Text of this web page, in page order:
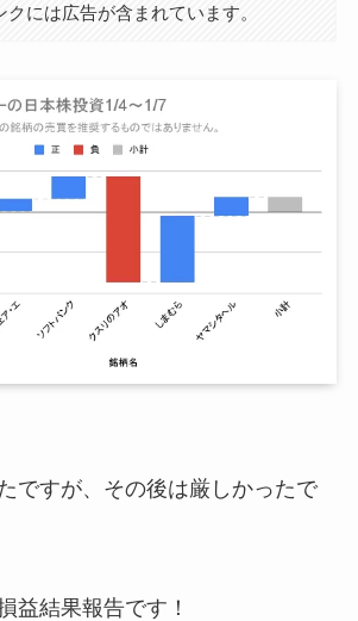
クには広告が含まれています。
ですが、その後は厳しかったで
益結果報告です！